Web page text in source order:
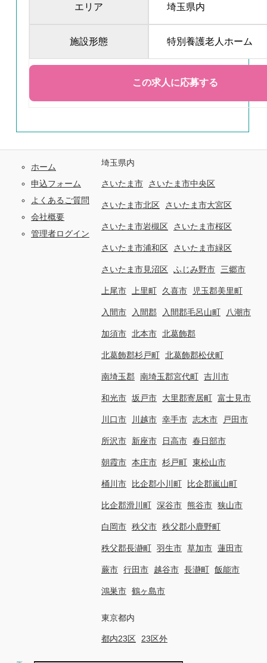
エリア 埼玉県内
施設形態 特別養護老人ホーム
ホーム
申込フォーム
よくあるご質問
会社概要
管理者ログイン
埼玉県内
さいたま市 さいたま市中央区
さいたま市北区 さいたま市大宮区
さいたま市岩槻区 さいたま市桜区
さいたま市浦和区 さいたま市緑区
さいたま市見沼区 ふじみ野市 三郷市
上尾市 上里町 久喜市 児玉郡美里町
入間市 入間郡 入間郡毛呂山町 八潮市
加須市 北本市 北葛飾郡
北葛飾郡杉戸町 北葛飾郡松伏町
南埼玉郡 南埼玉郡宮代町 吉川市
和光市 坂戸市 大里郡寄居町 富士見市
川口市 川越市 幸手市 志木市 戸田市
所沢市 新座市 日高市 春日部市
朝霞市 本庄市 杉戸町 東松山市
桶川市 比企郡小川町 比企郡嵐山町
比企郡滑川町 深谷市 熊谷市 狭山市
白岡市 秩父市 秩父郡小鹿野町
秩父郡長瀞町 羽生市 草加市 蓮田市
蕨市 行田市 越谷市 長瀞町 飯能市
鴻巣市 鶴ヶ島市
東京都内
都内23区 23区外